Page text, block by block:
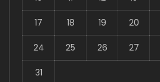
17 18 19 20
24 25 26 27
31